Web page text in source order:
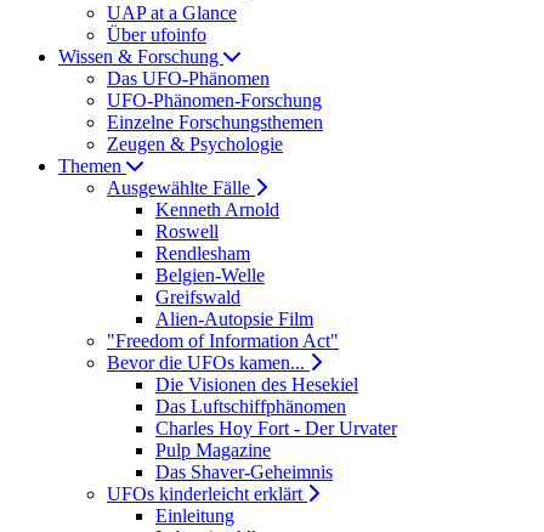
UAP at a Glance
Über ufoinfo
Wissen & Forschung
Das UFO-Phänomen
UFO-Phänomen-Forschung
Einzelne Forschungsthemen
Zeugen & Psychologie
Themen
Ausgewählte Fälle
Kenneth Arnold
Roswell
Rendlesham
Belgien-Welle
Greifswald
Alien-Autopsie Film
"Freedom of Information Act"
Bevor die UFOs kamen...
Die Visionen des Hesekiel
Das Luftschiffphänomen
Charles Hoy Fort - Der Urvater
Pulp Magazine
Das Shaver-Geheimnis
UFOs kinderleicht erklärt
Einleitung